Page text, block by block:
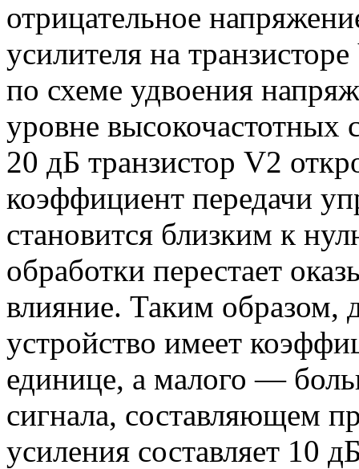
отрицательное
усилителя на
по схеме удвоения
уровне
20 дБ транзистор V2
коэффициент передачи
становится близким к
обработки перестает
влияние. Таким образом,
устройство имеет
единице, а малого —
сигнала, составляющем
усиления составляет 10